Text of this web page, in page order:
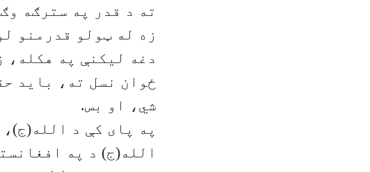
ته د قدر په سترګه
زه له ټولو قدرمنو
دغه لیکنې په هکله،
ځوان نسل ته، باید
شي، او بس.
په پای کې د
الله(ج) د په